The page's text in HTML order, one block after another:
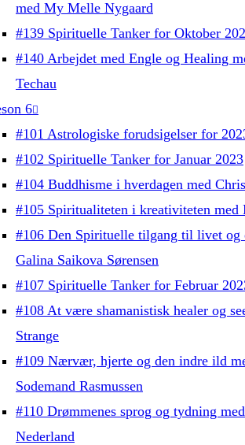
med My Melle Nygaard
#139 Spirituelle Tanker for Oktober
#140 Arbejdet med Engle og Healing
Techau
6
#101 Astrologiske forudsigelser for
#102 Spirituelle Tanker for Januar 2023
#104 Buddhisme i hverdagen med
#105 Spiritualiteten i kreativiteten med
#106 Den Spirituelle tilgang til livet og
Galina Saikova Sørensen
#107 Spirituelle Tanker for Februar
#108 At være shamanistisk healer og
Strange
#109 Nærvær, hjerte og den indre ild
Sodemand Rasmussen
#110 Drømmenes sprog og tydning
Nederland